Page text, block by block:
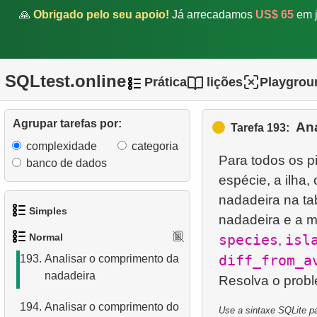
🙏 Obrigado pelo seu apoio! Já arrecadamos US$ 65 em
SQLtest.online Prática lições
Agrupar tarefas por:
complexidade
categoria
banco de dados
Simples
Lista de idiomas
3. Obtenha a lista de nomes
Normal
189.Gerenciado por Robert
Nelson
190.Algoritmos de junção de
tabelas em SQL
191.Excluir registros de
193. Analisar o comprimento da
nadadeira
194. Analisar o comprimento do
Tarefa 193:
Para todos os
espécie, a ilha,
nadadeira na
nadadeira e a
species,
Use a sintaxe SQLite